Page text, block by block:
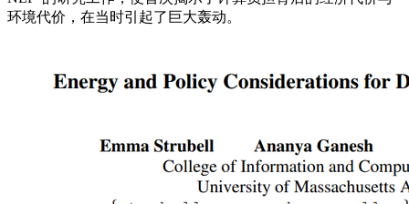
环境代价，在当时引起了巨大轰动。